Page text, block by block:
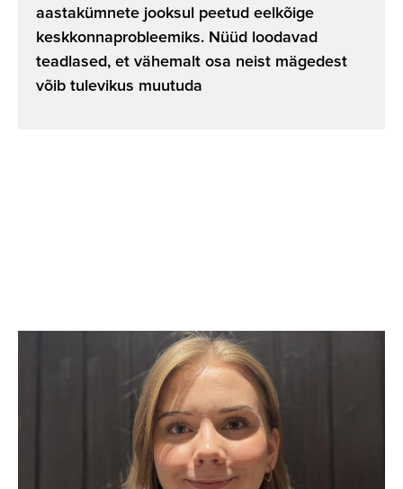
aastakümnete jooksul peetud eelkõige
keskkonnaprobleemiks. Nüüd loodavad
teadlased, et vähemalt osa neist mägedest
võib tulevikus muutuda